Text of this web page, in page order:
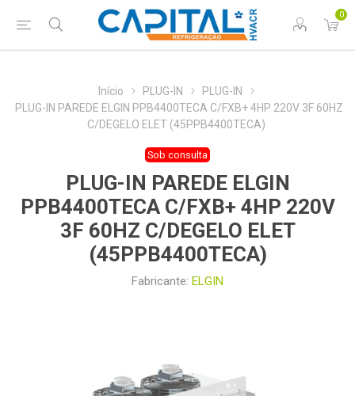
0
Início PLUG-IN
PLUG-IN
PLUG-IN PAREDE ELGIN PPB4400TECA C/FXB+ 4HP 220V 3F 60HZ
C/DEGELO ELET (45PPB4400TECA)
Sob consulta
PLUG-IN PAREDE ELGIN
PPB4400TECA C/FXB+ 4HP 220V
3F 60HZ C/DEGELO ELET
(45PPB4400TECA)
Fabricante: ELGIN